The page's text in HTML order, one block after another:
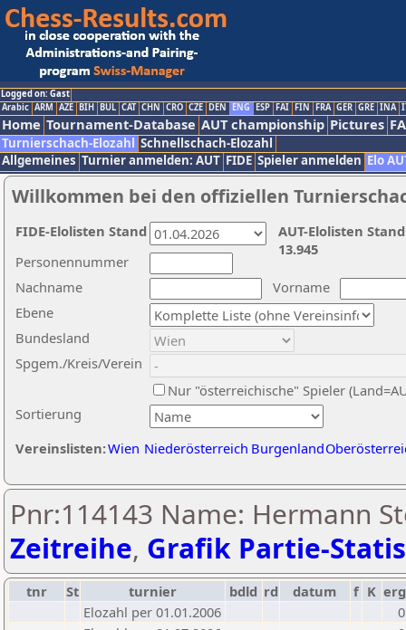
Logged on: Gast
Arabic ARM AZE BIH BUL CAT CHN CRO CZE DEN ENG ESP FAI FIN FRA GER GRE INA
Home Tournament-Database AUT championship Pictures
Turnierschach-Elozahl Schnellschach-Elozahl
Allgemeines Turnier anmelden: AUT FIDE Spieler anmelden Elo
Willkommen bei den offiziellen
Nachname
Vorname
Ebene
Sortierung
Personennummer
Bundesland
Spgem./Kreis/Verein
Nur "österreichische" Spieler
Vereinslisten:Wien Niederösterreich Burgenland
AUT-Elolisten
13.945
FIDE-Elolisten Stand
Pnr:114143 Name: Hermann
Zeitreihe, Grafik Partie-
tnr St turnier bdld rd datum f K erg
Elozahl per 01.01.2006
0